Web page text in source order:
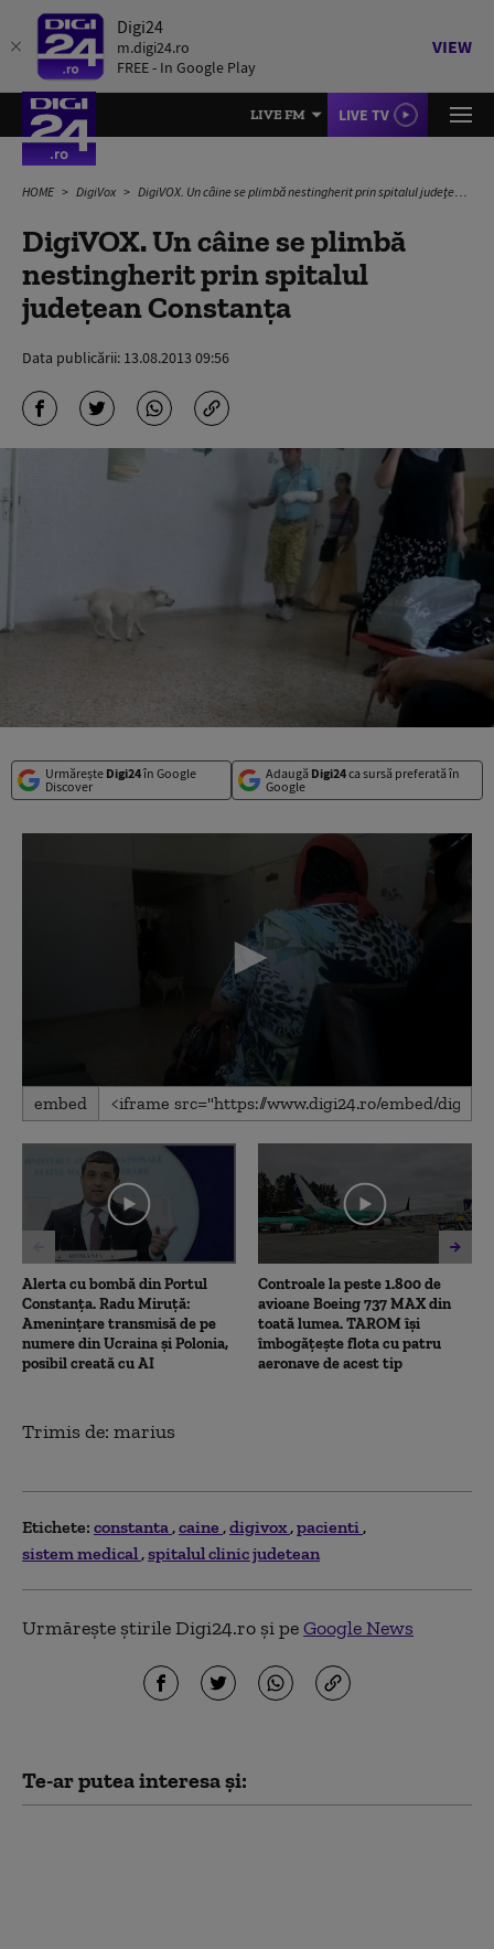
Digi24
m.digi24.ro
FREE - In Google Play
VIEW
LIVE FM LIVE TV
HOME DigiVox DigiVOX. Un câine se plimbă nestingherit prin spitalul județean Constanța
DigiVOX. Un câine se plimbă
nestingherit prin spitalul
județean Constanța
Data publicării: 13.08.2013 09:56
Urmărește Digi24în Google
Discover
Adaugă Digi24ca sursă preferată în
Google
0
seconds
45
seconds
embed
Alerta cu bombă din Portul
Constanța. Radu Miruță:
Amenințare transmisă de pe
numere din Ucraina și Polonia,
posibil creată cu AI
Controale la peste 1.800 de
avioane Boeing 737 MAX din
toată lumea. TAROM își
îmbogățește flota cu patru
aeronave de acest tip
Trimis de: marius
Etichete: constanta caine digivox pacienti
sistem medical spitalul clinic judetean
Urmărește știrile Digi24.ro și peGoogle News
Te-ar putea interesa și: